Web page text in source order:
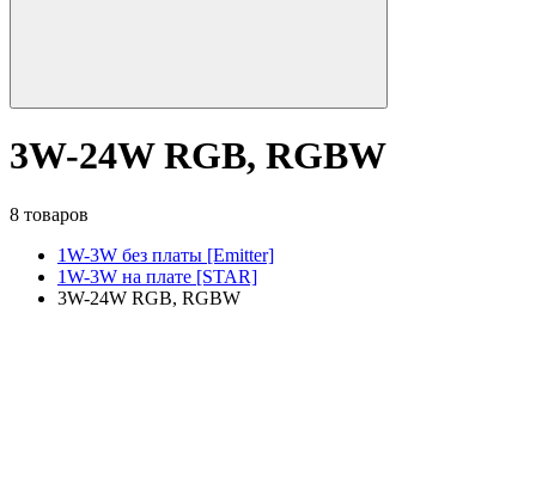
3W-24W RGB, RGBW
8 товаров
1W-3W без платы [Emitter]
1W-3W на плате [STAR]
3W-24W RGB, RGBW